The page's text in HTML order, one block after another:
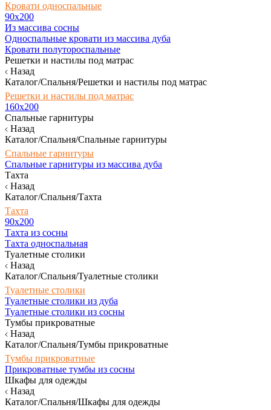
Кровати односпальные
90х200
Из массива сосны
Односпальные кровати из массива дуба
Кровати полутороспальные
Решетки и настилы под матрас
Назад
Каталог/Спальня/Решетки и настилы под матрас
Решетки и настилы под матрас
160х200
Спальные гарнитуры
Назад
Каталог/Спальня/Спальные гарнитуры
Спальные гарнитуры
Спальные гарнитуры из массива дуба
Тахта
Назад
Каталог/Спальня/Тахта
Тахта
90х200
Тахта из сосны
Тахта односпальная
Туалетные столики
Назад
Каталог/Спальня/Туалетные столики
Туалетные столики
Туалетные столики из дуба
Туалетные столики из сосны
Тумбы прикроватные
Назад
Каталог/Спальня/Тумбы прикроватные
Тумбы прикроватные
Прикроватные тумбы из сосны
Шкафы для одежды
Назад
Каталог/Спальня/Шкафы для одежды